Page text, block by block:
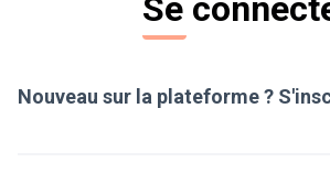
Se
Nouveau sur la plateforme ?